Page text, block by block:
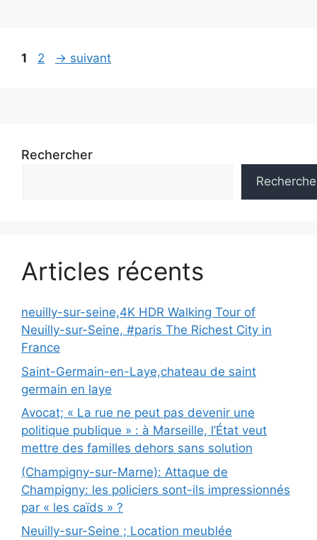
Navigation
Page
1 Page
2 → suivant
Rechercher
Articles récents
neuilly-sur-seine,4K HDR Walking Tour of
Neuilly-sur-Seine, #paris The Richest City in
France
Saint-Germain-en-Laye,chateau de saint
germain en laye
Avocat; « La rue ne peut pas devenir une
politique publique » : à Marseille, l’État veut
mettre des familles dehors sans solution
(Champigny-sur-Marne): Attaque de
Champigny: les policiers sont-ils impressionnés
par « les caïds » ?
Neuilly-sur-Seine ; Location meublée